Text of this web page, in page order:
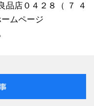
品店０４２８（ ７ ４
ムページ